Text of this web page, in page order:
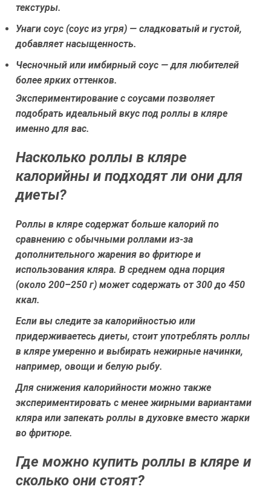
текстуры.
Унаги соус (соус из угря) — сладковатый и густой,
добавляет насыщенность.
Чесночный или имбирный соус — для любителей
более ярких оттенков.
Экспериментирование с соусами позволяет
подобрать идеальный вкус под роллы в кляре
именно для вас.
Насколько роллы в кляре
калорийны и подходят ли они для
диеты?
Роллы в кляре содержат больше калорий по
сравнению с обычными роллами из-за
дополнительного жарения во фритюре и
использования кляра. В среднем одна порция
(около 200–250 г) может содержать от 300 до 450
ккал.
Если вы следите за калорийностью или
придерживаетесь диеты, стоит употреблять роллы
в кляре умеренно и выбирать нежирные начинки,
например, овощи и белую рыбу.
Для снижения калорийности можно также
экспериментировать с менее жирными вариантами
кляра или запекать роллы в духовке вместо жарки
во фритюре.
Где можно купить роллы в кляре и
сколько они стоят?